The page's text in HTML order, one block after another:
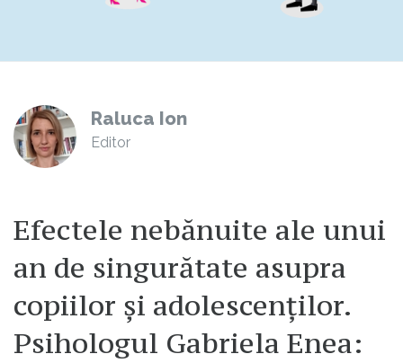
Raluca Ion
Editor
Efectele nebănuite ale unui
an de singurătate asupra
copiilor și adolescenților.
Psihologul Gabriela Enea: